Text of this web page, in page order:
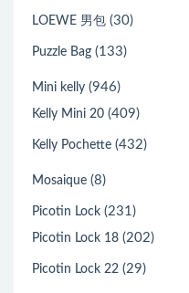
LOEWE 男包 (30)
Puzzle Bag (133)
Mini kelly (946)
Kelly Mini 20 (409)
Kelly Pochette (432)
Mosaique (8)
Picotin Lock (231)
Picotin Lock 18 (202)
Picotin Lock 22 (29)